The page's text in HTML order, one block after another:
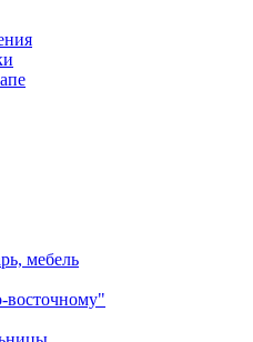
мебель
восточному"